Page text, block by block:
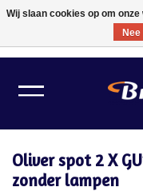
Verlichting
Oliver spot 2 X
zonder lampen
Wij slaan cookies op om
Nee